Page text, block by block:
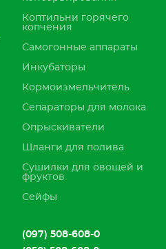
Коптильни горячего
копчения
Самогонные аппараты
Инкубаторы
Кормоизмельчитель
Сепараторы для молока
Опрыскиватели
Шланги для полива
Сушилки для овощей и
фруктов
Сейфы
(097) 508-608-0